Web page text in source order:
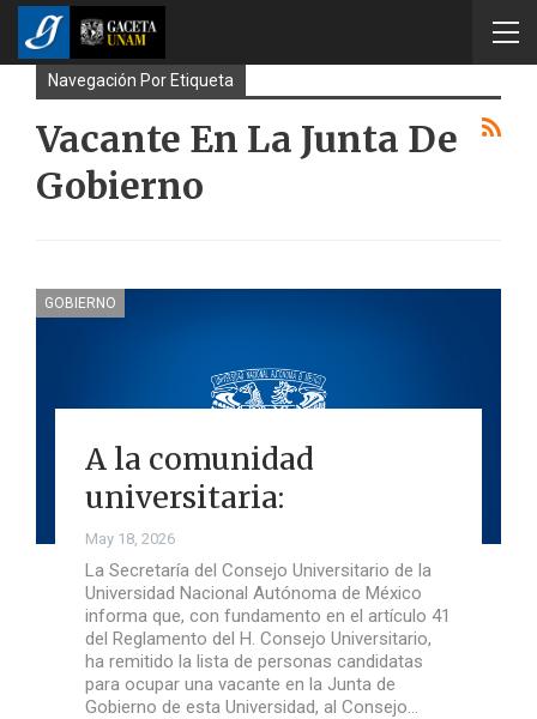
Navegación Por Etiqueta
Vacante En La Junta De
Gobierno
GOBIERNO
A la comunidad
universitaria:
May 18, 2026
La Secretaría del Consejo Universitario de la
Universidad Nacional Autónoma de México
informa que, con fundamento en el artículo 41
del Reglamento del H. Consejo Universitario,
ha remitido la lista de personas candidatas
para ocupar una vacante en la Junta de
Gobierno de esta Universidad, al Consejo…